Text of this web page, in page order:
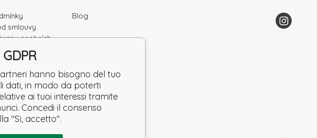
smlouvy
osobních
Blog
hanno bisogno del tuo
dati, in modo da poterti
ai tuoi interessi tramite
Concedi il consenso
"Sì, accetto".